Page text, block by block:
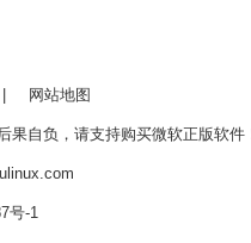
网站地图
自负，请支持购买微软正版软件
号-1